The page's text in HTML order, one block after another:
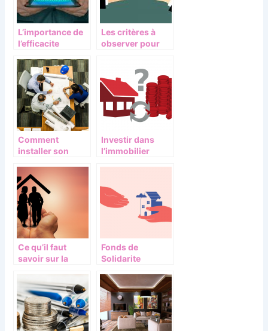
L’importance de
l’efficacite
Les critères à
observer pour
commerce
Comment
installer son
Annecy
Investir dans
l’immobilier
et avantages
Ce qu’il faut
savoir sur la
retraite
Fonds de
Solidarite
Conditions,
Aides et
ressources
couverts